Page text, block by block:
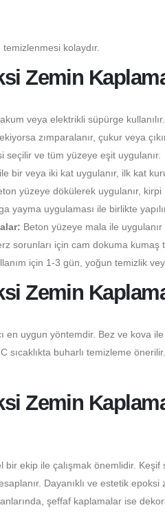
kolaydır.
Zemin
veya elektrikli süpürge kullanılır.
zımparalanır, çukur veya
seçilir ve tüm yüzeye eşit uygulanır.
bir veya iki kat uygulanır, ilk kat
yüzeye dökülerek uygulanır, kirpi
yayma uygulaması ile birlikte
Beton yüzeye mala ile uygulanır
sorunları için cam dokuma kumaş
için 1-3 gün, yoğun temizlik
Zemin
en uygun yöntemdir. Bez ve kova
buharlı temizleme
Zemin
ekip ile çalışmak önemlidir. Keşif
Dayanıklı ve estetik
şeffaf kaplamalar ise